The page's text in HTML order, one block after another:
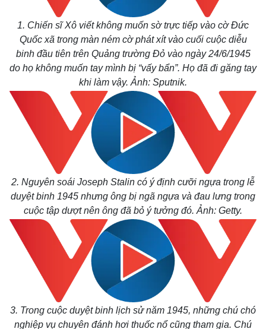
1. Chiến sĩ Xô viết không muốn sờ trực tiếp vào cờ Đức
Quốc xã trong màn ném cờ phát xít vào cuối cuộc diễu
binh đầu tiên trên Quảng trường Đỏ vào ngày 24/6/1945
do họ không muốn tay mình bị “vấy bẩn”. Họ đã đi găng tay
khi làm vậy. Ảnh: Sputnik.
2. Nguyên soái Joseph Stalin có ý định cưỡi ngựa trong lễ
duyệt binh 1945 nhưng ông bị ngã ngựa và đau lưng trong
cuộc tập dượt nên ông đã bỏ ý tưởng đó. Ảnh: Getty.
3. Trong cuộc duyệt binh lịch sử năm 1945, những chú chó
nghiệp vụ chuyên đánh hơi thuốc nổ cũng tham gia. Chú